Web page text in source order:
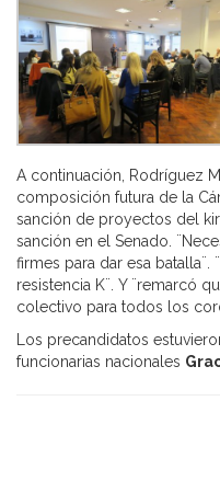
A continuación, Rodríguez
composición futura de la
sanción de proyectos del
sanción en el Senado.
firmes para dar esa
resistencia K¨. Y ¨remarcó
colectivo para todos los
Los precandidatos
funcionarias nacionales